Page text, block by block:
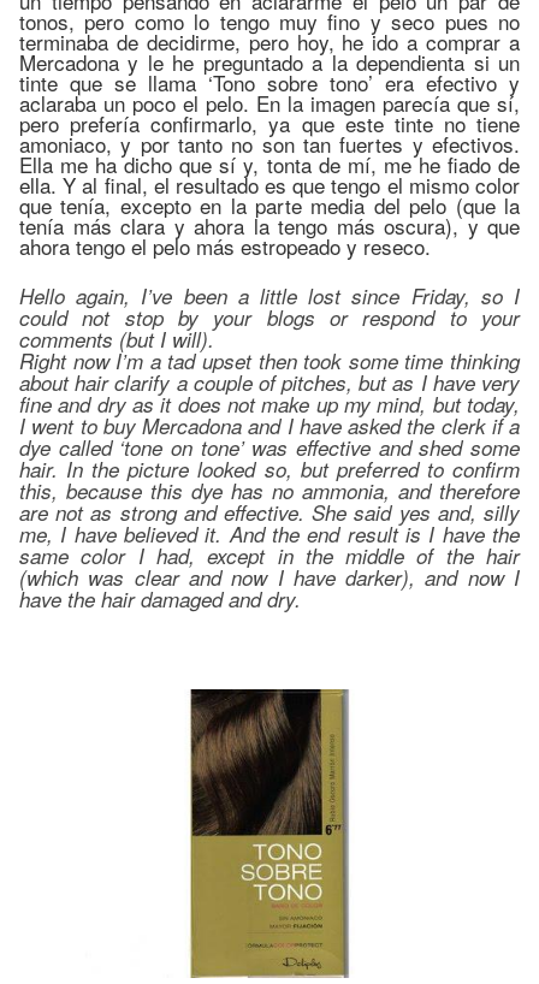
tonos, pero como lo tengo muy fino y seco pues no
terminaba de decidirme, pero hoy, he ido a comprar a
Mercadona y le he preguntado a la dependienta si un
tinte que se llama ‘Tono sobre tono’ era efectivo y
aclaraba un poco el pelo. En la imagen parecía que sí,
pero prefería confirmarlo, ya que este tinte no tiene
amoniaco, y por tanto no son tan fuertes y efectivos.
Ella me ha dicho que sí y, tonta de mí, me he fiado de
ella. Y al final, el resultado es que tengo el mismo color
que tenía, excepto en la parte media del pelo (que la
tenía más clara y ahora la tengo más oscura), y que
ahora tengo el pelo más estropeado y reseco.
Hello again, I’ve been a little lost since Friday, so I
could not stop by your blogs or respond to your
comments (but I will).
Right now I’m a tad upset then took some time thinking
about hair clarify a couple of pitches, but as I have very
fine and dry as it does not make up my mind, but today,
I went to buy Mercadona and I have asked the clerk if a
dye called ‘tone on tone’ was effective and shed some
hair. In the picture looked so, but preferred to confirm
this, because this dye has no ammonia, and therefore
are not as strong and effective. She said yes and, silly
me, I have believed it. And the end result is I have the
same color I had, except in the middle of the hair
(which was clear and now I have darker), and now I
have the hair damaged and dry.